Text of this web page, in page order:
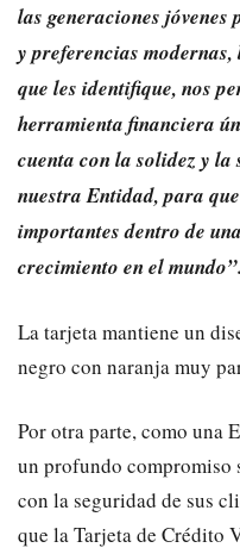
las generaciones jóvenes
y preferencias
que les identifique, nos
herramienta financiera
cuenta con la solidez y
nuestra Entidad, para
importantes dentro de
crecimiento en el mundo”.
La tarjeta mantiene un
negro con naranja muy
Por otra parte, como una
un profundo compromiso
con la seguridad de sus
que la Tarjeta de Crédito